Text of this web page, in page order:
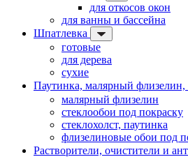
для откосов окон
для ванны и бассейна
Шпатлевка
готовые
для дерева
сухие
Паутинка, малярный флизелин,
малярный флизелин
стеклообои под покраску
стеклохолст, паутинка
флизелиновые обои под
Растворители, очистители и